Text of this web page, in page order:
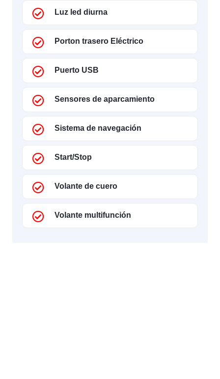
Luz led diurna
Porton trasero Eléctrico
Puerto USB
Sensores de aparcamiento
Sistema de navegación
Start/Stop
Volante de cuero
Volante multifunción